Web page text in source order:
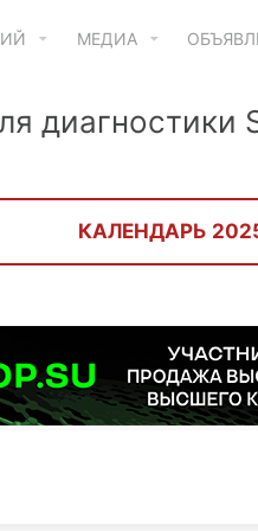
МЕДИА
диагностики
КАЛЕНДАРЬ 2025